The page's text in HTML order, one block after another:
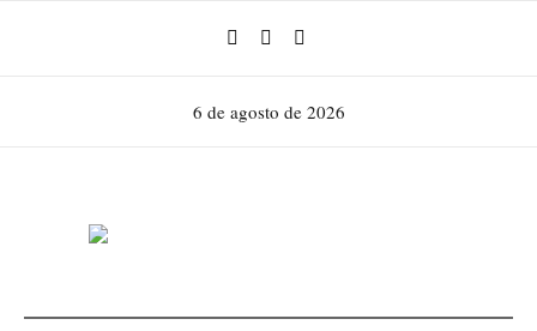
6 de agosto de 2026